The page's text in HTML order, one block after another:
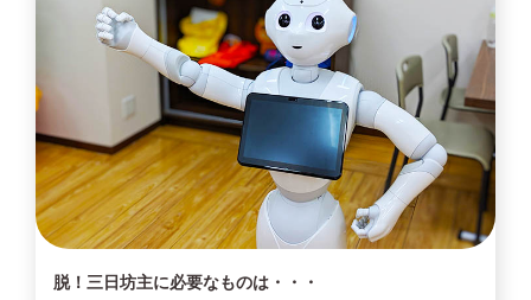
脱！三日坊主に必要なものは・・・